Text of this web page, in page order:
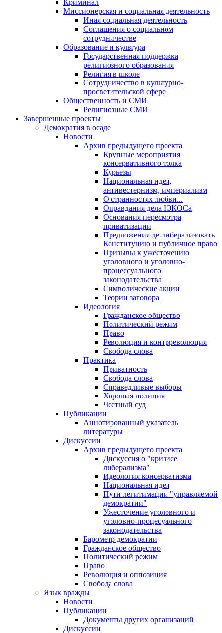
Криминал
Миссионерская и социальная деятельность
Иная социальная деятельность
Соглашения о социальном
сотрудничестве
Образование и культура
Государственная поддержка
религиозного образования
Религия в школе
Сотрудничество в культурно-
просветительской сфере
Общественность и СМИ
Религиозные СМИ
Завершенные проекты
Демократия в осаде
Новости
Архив предыдущего проекта
Крупные мероприятия
консервативного толка
Курьезы
Национальная идея,
антивестернизм, империализм
О странностях любви...
Оправдания дела ЮКОСа
Основания пересмотра
приватизации
Предложения де-либерализовать
Конституцию и публичное право
Призывы к ужесточению
уголовного и уголовно-
процессуального
законодательства
Символические акции
Теории заговора
Идеология
Гражданское общество
Политический режим
Право
Революция и контрреволюция
Свобода слова
Практика
Приватность
Свобода слова
Справедливые выборы
Хорошая полиция
Честный суд
Публикации
Аннотированный указатель
литературы
Дискуссии
Архив предыдущего проекта
Дискуссия о "кризисе
либерализма"
Идеология консерватизма
Национальная идея
Пути легитимации "управляемой
демократии"
Ужесточение уголовного и
уголовно-процесуального
законодательства
Барометр демократии
Гражданское общество
Политический режим
Право
Революция и оппозиция
Свобода слова
Язык вражды
Новости
Публикации
Документы других организаций
Дискуссии